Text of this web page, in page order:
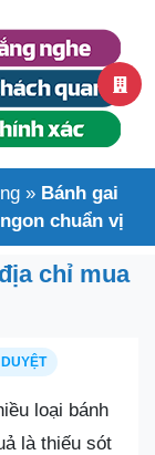
» Bánh gai
chuẩn vị
chỉ mua
loại bánh
là thiếu sót